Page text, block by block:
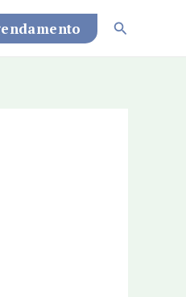
Pesquisar